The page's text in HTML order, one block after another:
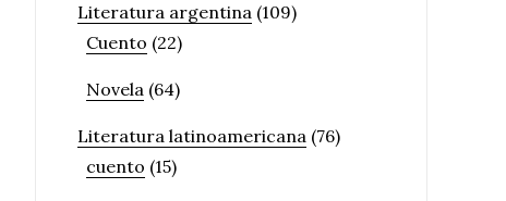
Literatura argentina (109)
Cuento (22)
Novela (64)
Literatura latinoamericana (76)
cuento (15)